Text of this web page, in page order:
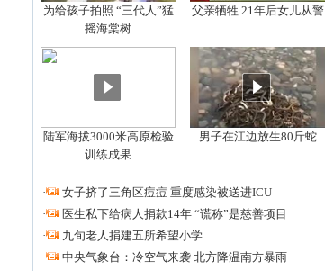
为给孩子拍照 “三代人”猛
摇海棠树
父亲牺牲 21年后女儿从警
陆军海拔3000米高原检验
训练成果
男子在江边放生80斤蛇
·
女子挤了三角区痘痘 重度感染被送进ICU
·
医生私下给病人捐款14年 “谎称”是慈善项目
·
九旬老人捐建五所希望小学
·
中央气象台：冷空气来袭 北方降温南方暴雨